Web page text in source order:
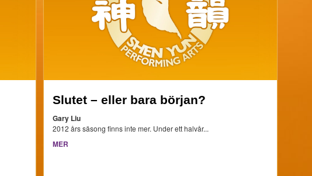
Slutet – eller bara början?
Gary Liu
2012 års säsong finns inte mer. Under ett halvår...
MER